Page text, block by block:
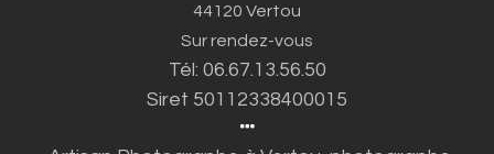
44120 Vertou
Sur rendez-vous
Tél: 06.67.13.56.50
Siret 50112338400015